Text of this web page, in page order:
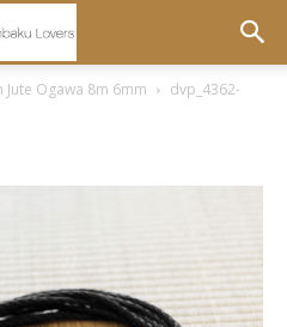
Ogawa 8m 6mm
dvp_4362-